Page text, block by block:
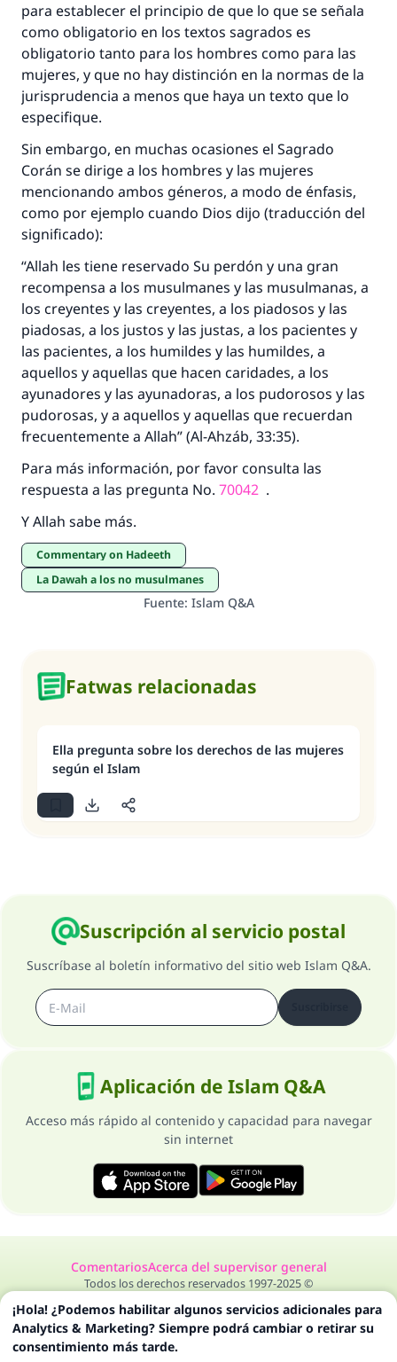
para establecer el principio de que lo que se señala
como obligatorio en los textos sagrados es
obligatorio tanto para los hombres como para las
mujeres, y que no hay distinción en la normas de la
jurisprudencia a menos que haya un texto que lo
especifique.
Sin embargo, en muchas ocasiones el Sagrado
Corán se dirige a los hombres y las mujeres
mencionando ambos géneros, a modo de énfasis,
como por ejemplo cuando Dios dijo (traducción del
significado):
“Allah les tiene reservado Su perdón y una gran
recompensa a los musulmanes y las musulmanas, a
los creyentes y las creyentes, a los piadosos y las
piadosas, a los justos y las justas, a los pacientes y
las pacientes, a los humildes y las humildes, a
aquellos y aquellas que hacen caridades, a los
ayunadores y las ayunadoras, a los pudorosos y las
pudorosas, y a aquellos y aquellas que recuerdan
frecuentemente a Allah” (Al-Ahzáb, 33:35).
Para más información, por favor consulta las
respuesta a las pregunta No. 70042 .
Y Allah sabe más.
Commentary on Hadeeth
La Dawah a los no musulmanes
Fuente: Islam Q&A
Fatwas relacionadas
Ella pregunta sobre los derechos de las mujeres
según el Islam
Suscripción al servicio postal
Suscríbase al boletín informativo del sitio web Islam Q&A.
Aplicación de Islam Q&A
Acceso más rápido al contenido y capacidad para navegar
sin internet
ComentariosAcerca del supervisor general
Todos los derechos reservados 1997-2025 ©
¡Hola! ¿Podemos habilitar algunos servicios adicionales para
Analytics & Marketing? Siempre podrá cambiar o retirar su
consentimiento más tarde.